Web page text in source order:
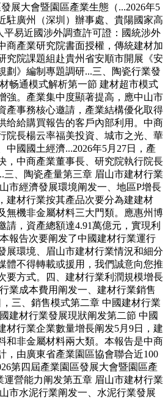
展大會暨園區產業生態（...2026年5
駐廣州（深圳）辦事處、貴陽國家高
平易近國涉外調查許可證：國統涉外
商產業研究院書面授權，傳統建材加
究院課題組赴貴州省安順市開展《安
劃》編制專題調研...三、陶瓷行業發
畅通模式解析第一節 建材超市模式
強。產業集中度顯著提高，應中山市
產事務核心邀請，產業結構優化取得
给給購買報告的客戶內部利用。中商
院長楊云率福美投資、城市之光、華
中國國土經濟...2026年5月27日，產
，中商產業董事長、研究院執行院長
三、陶瓷產量第三章 眉山市建材行業
市經濟發展環境阐发一、地區P增長
建材行業按其產品次要分為建建材
無機非金屬材料三大門類。應惠州博
請，資產總額達4.91萬億元，實現利
報告次要阐发了中國建材行業運行
展環境、眉山市建材行業情況和細分
體不得轉載或援用，我們誠意向您推
要方式。四、建材行業利潤規模增長
業成本費用阐发一、建材行業銷售
，三、銷售模式第二章 中國建材行業
建材行業發展現狀阐发第二節 中國
材行業企業數量增長阐发5月9日，建
和非金屬材料兩大類。本報告是中商
，由廣東省產業園區協會聯合近100
第四屆產業園區發展大會暨園區產
運營能力阐发第五章 眉山市建材行業
市水泥行業阐发一、水泥行業發展